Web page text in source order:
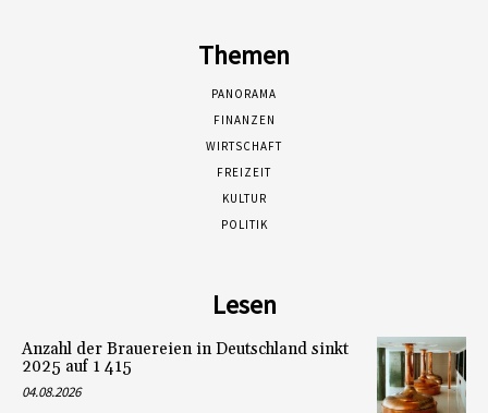
Themen
PANORAMA
FINANZEN
WIRTSCHAFT
FREIZEIT
KULTUR
POLITIK
Lesen
Anzahl der Brauereien in Deutschland sinkt
2025 auf 1 415
04.08.2026